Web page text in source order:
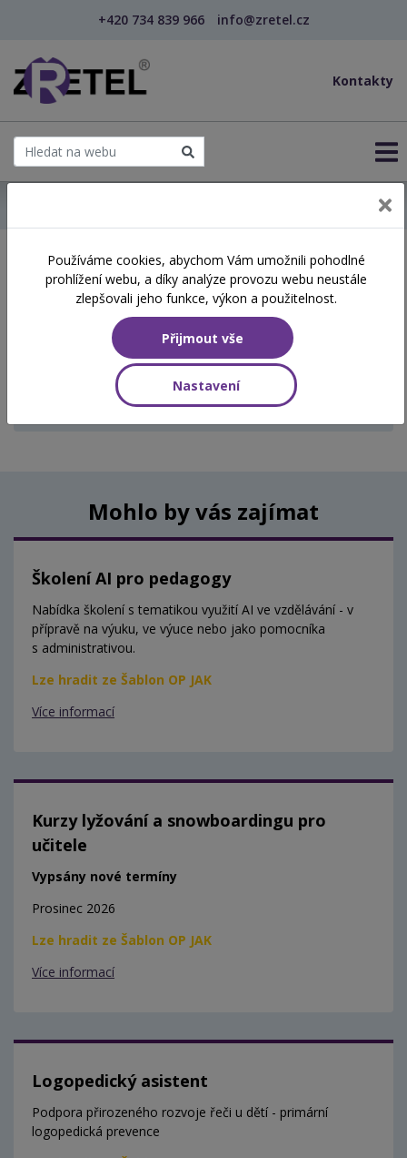
+420 734 839 966 info@zretel.cz
Kontakty
Školení začínající 29. 04.
2026
Aktuálně vypsané termíny
Aktuálně nejsou vypsány žádné termíny.
Mohlo by vás zajímat
Školení AI pro pedagogy
Nabídka školení s tematikou využití AI ve vzdělávání - v
přípravě na výuku, ve výuce nebo jako pomocníka
s administrativou.
Lze hradit ze Šablon OP JAK
Více informací
Kurzy lyžování a snowboardingu pro
učitele
Vypsány nové termíny
Prosinec 2026
Lze hradit ze Šablon OP JAK
Více informací
Logopedický asistent
Podpora přirozeného rozvoje řeči u dětí - primární
logopedická prevence
Používáme cookies, abychom Vám umožnili pohodlné
prohlížení webu, a díky analýze provozu webu neustále
zlepšovali jeho funkce, výkon a použitelnost.
Přijmout vše
Nastavení